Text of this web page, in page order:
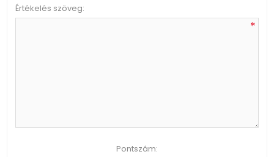
Értékelés szöveg:
*
Pontszám: